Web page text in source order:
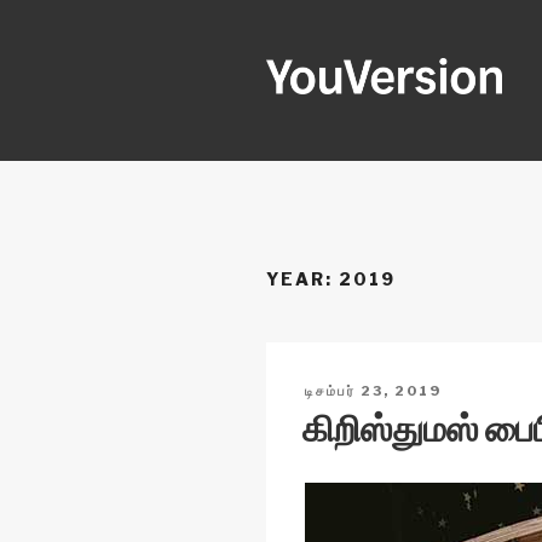
YEAR: 2019
POSTED
டிசம்பர் 23, 2019
கிறிஸ்துமஸ்